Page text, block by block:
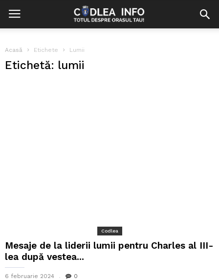
Acasă Etichete Lumii
Etichetă: lumii
Codlea
Mesaje de la liderii lumii pentru Charles al III-
lea după vestea...
6 februarie 2024 0